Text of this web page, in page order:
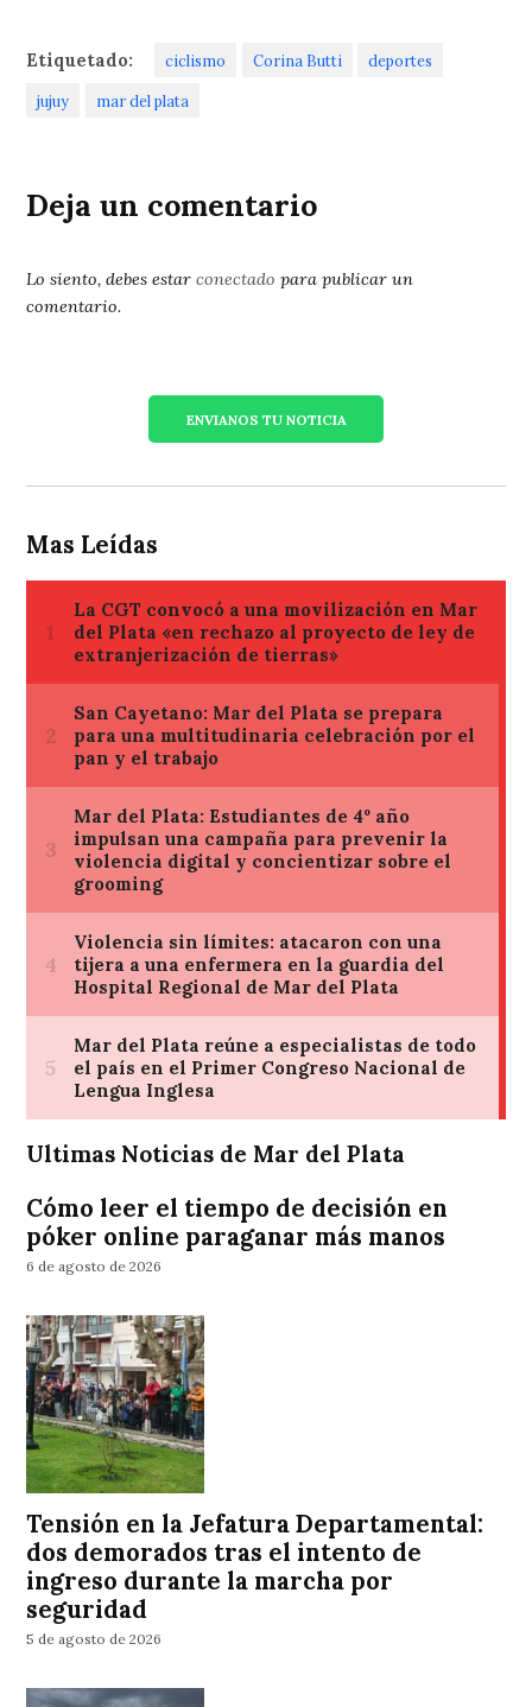
Etiquetado: ciclismo Corina Butti deportes
jujuy mar del plata
Deja un comentario
Lo siento, debes estarconectado para publicar un
comentario.
ENVIANOS TU NOTICIA
Mas Leídas
Ultimas Noticias de Mar del Plata
Cómo leer el tiempo de decisión en
póker online paraganar más manos
6 de agosto de 2026
Tensión en la Jefatura Departamental:
dos demorados tras el intento de
ingreso durante la marcha por
seguridad
5 de agosto de 2026